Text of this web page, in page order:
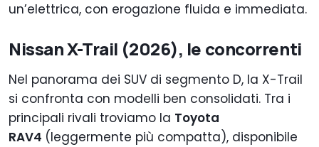
un’elettrica, con erogazione fluida e immediata.
Nissan X-Trail (2026), le concorrenti
Nel panorama dei SUV di segmento D, la X-Trail
si confronta con modelli ben consolidati. Tra i
principali rivali troviamo la Toyota
RAV4 (leggermente più compatta), disponibile